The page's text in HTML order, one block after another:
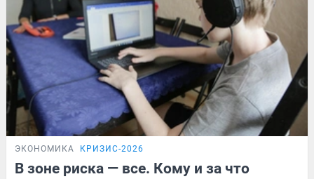
ЭКОНОМИКА КРИЗИС-2026
В зоне риска — все. Кому и за что